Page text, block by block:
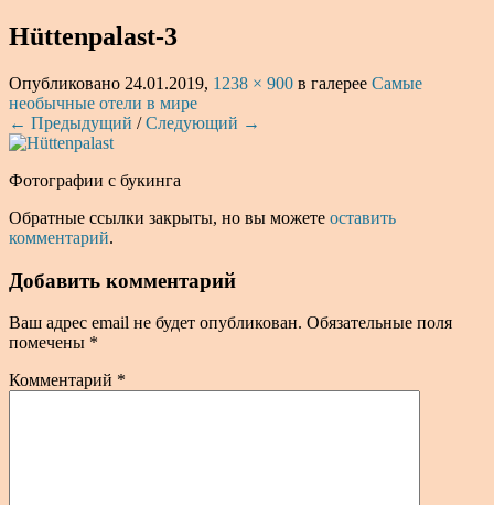
Hüttenpalast-3
Опубликовано 24.01.2019, 1238 × 900 в галерее Самые
необычные отели в мире
← Предыдущий /Следующий →
Фотографии с букинга
Обратные ссылки закрыты, но вы можете оставить
комментарий.
Добавить комментарий
Ваш адрес email не будет опубликован. Обязательные поля
помечены *
Комментарий *